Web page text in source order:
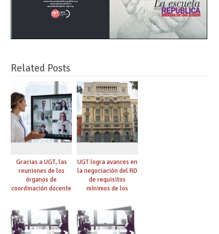
Related Posts
Gracias a UGT, las
reuniones de los
órganos de
coordinación docente
de manera
telemática, sin exigir
presencialidad en el
UGT logra avances en
la negociación del RD
de requisitos
mínimos de los
exige al Ministerio
que los compromisos
se materialicen con